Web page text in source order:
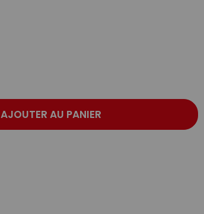
AJOUTER AU PANIER